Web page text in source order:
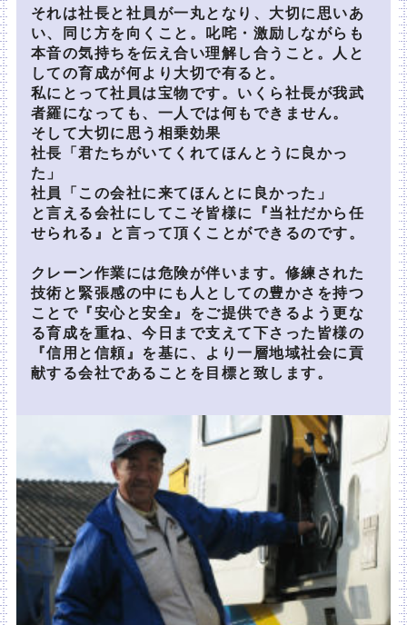
それは社長と社員が一丸となり、大切に思いあ
い、同じ方を向くこと。叱咤・激励しながらも
本音の気持ちを伝え合い理解し合うこと。人と
しての育成が何より大切で有ると。
私にとって社員は宝物です。いくら社長が我武
者羅になっても、一人では何もできません。
そして大切に思う相乗効果
社長「君たちがいてくれてほんとうに良かっ
た」
社員「この会社に来てほんとに良かった」
と言える会社にしてこそ皆様に『当社だから任
せられる』と言って頂くことができるのです。
クレーン作業には危険が伴います。修練された
技術と緊張感の中にも人としての豊かさを持つ
ことで『安心と安全』をご提供できるよう更な
る育成を重ね、今日まで支えて下さった皆様の
『信用と信頼』を基に、より一層地域社会に貢
献する会社であることを目標と致します。